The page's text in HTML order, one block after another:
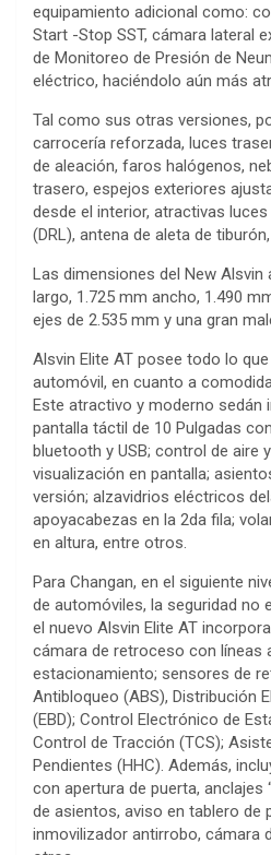
equipamiento adicional como:
Start -Stop SST, cámara lateral
de Monitoreo de Presión de
eléctrico, haciéndolo aún más
Tal como sus otras versiones,
carrocería reforzada, luces
de aleación, faros halógenos,
trasero, espejos exteriores
desde el interior, atractivas
(DRL), antena de aleta de
Las dimensiones del New Alsvin
largo, 1.725 mm ancho, 1.490
ejes de 2.535 mm y una gran
Alsvin Elite AT posee todo lo
automóvil, en cuanto a
Este atractivo y moderno sedán
pantalla táctil de 10 Pulgadas
bluetooth y USB; control de aire
visualización en pantalla;
versión; alzavidrios eléctricos
apoyacabezas en la 2da fila;
en altura, entre otros.
Para Changan, en el siguiente
de automóviles, la seguridad no
el nuevo Alsvin Elite AT
cámara de retroceso con líneas
estacionamiento; sensores de
Antibloqueo (ABS), Distribución
(EBD); Control Electrónico de
Control de Tracción (TCS);
Pendientes (HHC). Además,
con apertura de puerta, anclajes
de asientos, aviso en tablero de
inmovilizador antirrobo, cámara